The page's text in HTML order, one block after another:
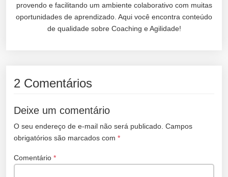
provendo e facilitando um ambiente colaborativo com muitas
oportunidades de aprendizado. Aqui você encontra conteúdo
de qualidade sobre Coaching e Agilidade!
2 Comentários
Deixe um comentário
O seu endereço de e-mail não será publicado. Campos
obrigatórios são marcados com *
Comentário *